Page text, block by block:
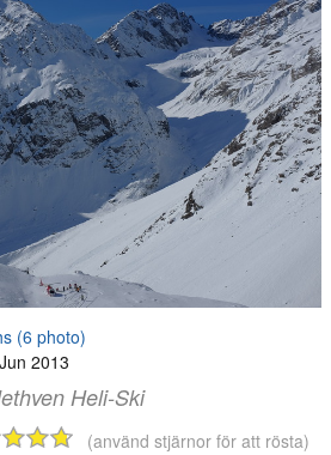
(6 photo)
2013
Methven Heli-Ski
(använd stjärnor för att rösta)